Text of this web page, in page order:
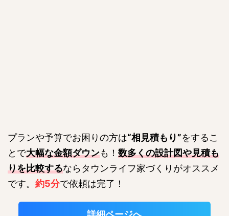
プランや予算でお困りの方は“相見積もり”をするこ
とで大幅な金額ダウンも！ 数多くの設計図や見積も
りを比較するならタウンライフ家づくりがオススメ
です。 約5分で依頼は完了！